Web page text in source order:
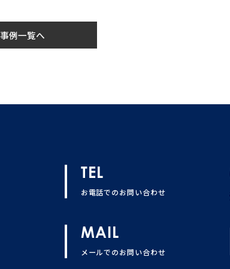
例一覧へ
TEL
お電話でのお問い合わせ
MAIL
メールでのお問い合わせ